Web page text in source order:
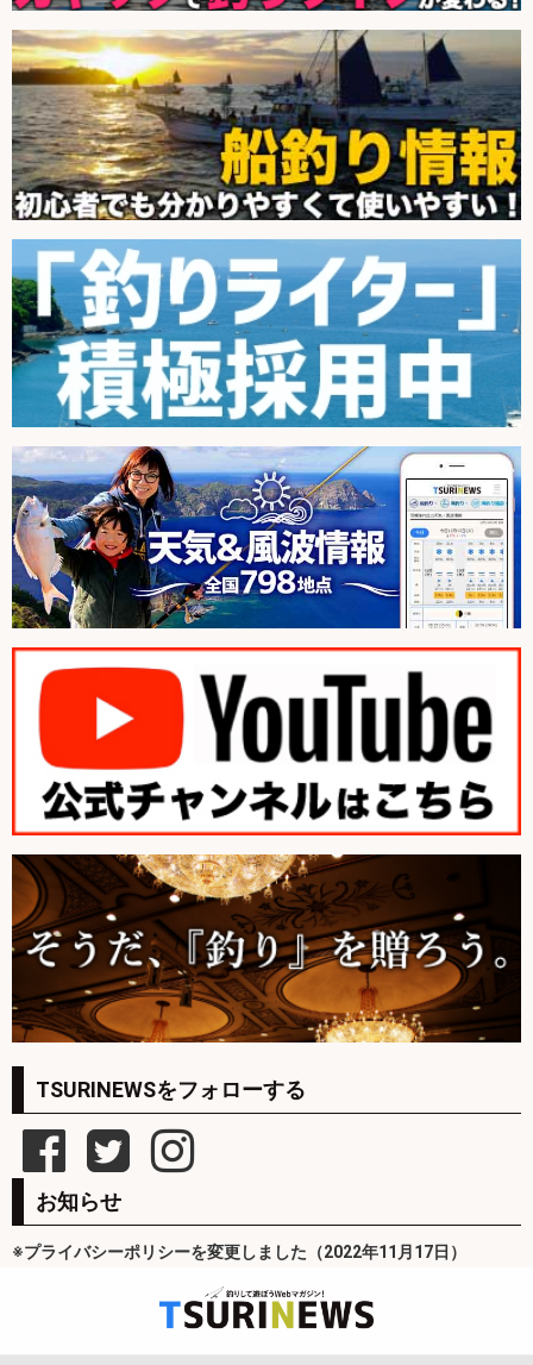
TSURINEWSをフォローする
お知らせ
※プライバシーポリシーを変更しました（2022年11月17日）